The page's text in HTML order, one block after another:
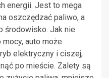
energii. Jest to mega
oszczędzać paliwo, a
środowisko. Jak nie
auto może
elektryczny i ciszej,
po mieście. Zalety są